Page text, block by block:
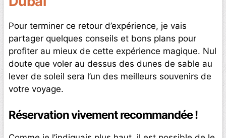
Pour terminer ce retour d’expérience, je vais
partager quelques conseils et bons plans pour
profiter au mieux de cette expérience magique. Nul
doute que voler au dessus des dunes de sable au
lever de soleil sera l’un des meilleurs souvenirs de
votre voyage.
Réservation vivement recommandée !